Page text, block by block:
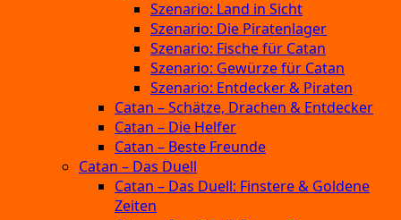
Szenario: Land in Sicht
Szenario: Die Piratenlager
Szenario: Fische für Catan
Szenario: Gewürze für Catan
Szenario: Entdecker & Piraten
Catan – Schätze, Drachen & Entdecker
Catan – Die Helfer
Catan – Beste Freunde
Catan – Das Duell
Catan – Das Duell: Finstere & Goldene
Zeiten